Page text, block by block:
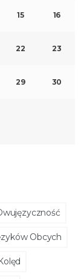
15 16
22 23
29 30
Obcych